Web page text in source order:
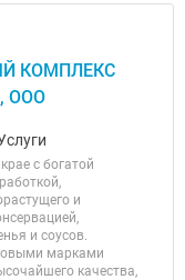
КОМПЛЕКС
ООО
с богатой
и
и соусов.
марками
качества,